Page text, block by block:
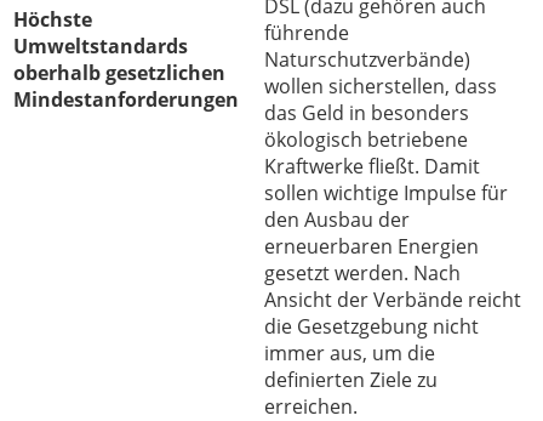
Höchste
Umweltstandards
oberhalb gesetzlichen
Mindestanforderungen
DSL (dazu gehören auch
führende
Naturschutzverbände)
wollen sicherstellen, dass
das Geld in besonders
ökologisch betriebene
Kraftwerke fließt. Damit
sollen wichtige Impulse für
den Ausbau der
erneuerbaren Energien
gesetzt werden. Nach
Ansicht der Verbände reicht
die Gesetzgebung nicht
immer aus, um die
definierten Ziele zu
erreichen.